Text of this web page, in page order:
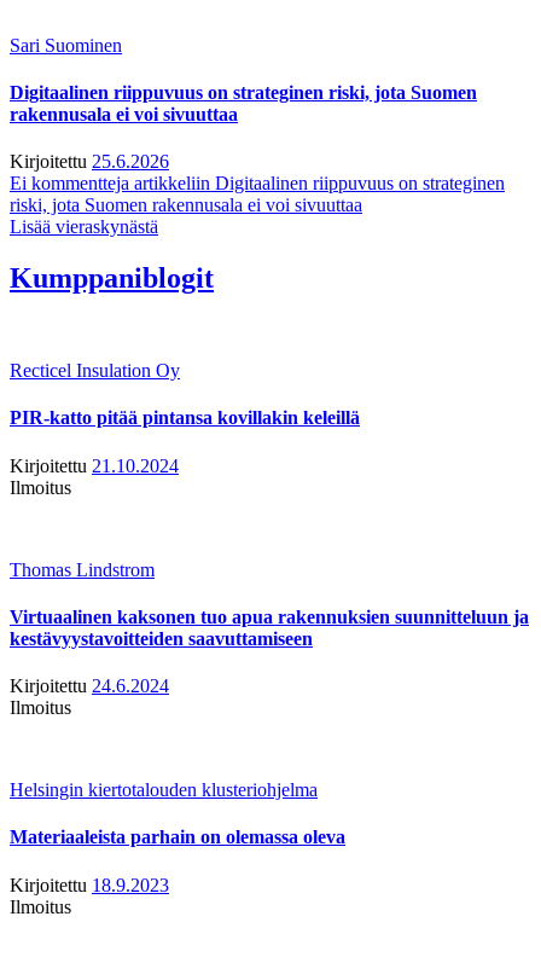
Sari Suominen
Digitaalinen riippuvuus on strateginen riski, jota Suomen
rakennusala ei voi sivuuttaa
Kirjoitettu 25.6.2026
Ei kommentteja artikkeliin Digitaalinen riippuvuus on strateginen
riski, jota Suomen rakennusala ei voi sivuuttaa
Lisää vieraskynästä
Kumppaniblogit
Recticel Insulation Oy
PIR-katto pitää pintansa kovillakin keleillä
Kirjoitettu 21.10.2024
Ilmoitus
Thomas Lindstrom
Virtuaalinen kaksonen tuo apua rakennuksien suunnitteluun ja
kestävyystavoitteiden saavuttamiseen
Kirjoitettu 24.6.2024
Ilmoitus
Helsingin kiertotalouden klusteriohjelma
Materiaaleista parhain on olemassa oleva
Kirjoitettu 18.9.2023
Ilmoitus